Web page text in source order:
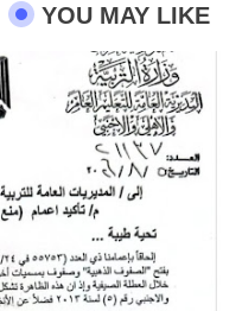
YOU MAY LIKE